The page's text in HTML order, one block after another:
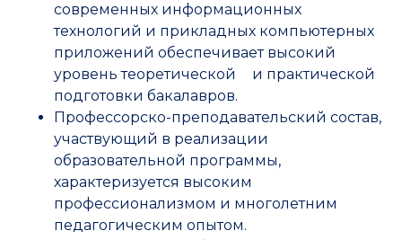
современных информационных
технологий и прикладных компьютерных
приложений обеспечивает высокий
уровень теоретической и практической
подготовки бакалавров.
Профессорско-преподавательский состав,
участвующий в реализации
образовательной программы,
характеризуется высоким
профессионализмом и многолетним
педагогическим опытом.